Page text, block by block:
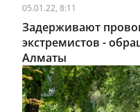
05.01.22, 8:11
Задерживают
экстремистов -
Алматы